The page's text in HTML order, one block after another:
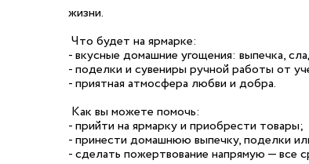
жизни.
Что будет на ярмарке:
- вкусные домашние угощения: выпечка,
- поделки и сувениры ручной работы от
- приятная атмосфера любви и добра.
Как вы можете помочь:
- прийти на ярмарку и приобрести товары;
- принести домашнюю выпечку, поделки
- сделать пожертвование напрямую — все